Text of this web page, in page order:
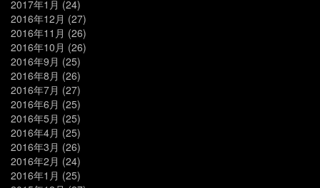
2017年1月 (24)
2016年12月 (27)
2016年11月 (26)
2016年10月 (26)
2016年9月 (25)
2016年8月 (26)
2016年7月 (27)
2016年6月 (25)
2016年5月 (25)
2016年4月 (25)
2016年3月 (26)
2016年2月 (24)
2016年1月 (25)